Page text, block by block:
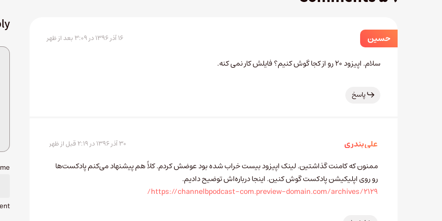
حسین ۱۶ آذر ۱۳۹۶ در ۳:۰۹ بعد از ظهر
سلام. اپیزود ۲۰ رو از کجا گوش کنیم؟ فایلش کار نمی کنه.
پاسخ
علی بندری ۳۰ آذر ۱۳۹۶ در ۲:۱۹ قبل از ظهر
ممنون که کامنت گذاشتین. لینک اپیزود بیست خراب شده بود عوضش کردم. کلاً هم پیشنهاد می‌کنم پادکست‌ها
رو روی اپلیکیشن پادکست گوش کنین. اینجا درباره‌اش توضیح دادیم.
https://channelbpodcast-com.preview-domain.com/archives/2129/